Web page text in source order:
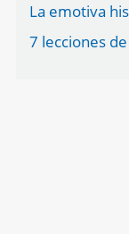
La emotiva
7 lecciones